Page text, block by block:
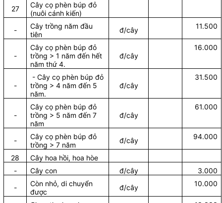
27
Cây cọ phèn búp đỏ
(nuôi cánh kiến)
-
Cây trồng năm đầu
tiên
đ/cây 11.500
-
Cây cọ phèn búp đỏ
trồng > 1 năm đến hết
năm thứ 4.
đ/cây
16.000
-
- Cây cọ phèn búp đỏ
trồng > 4 năm đến 5
năm.
đ/cây
31.500
-
Cây cọ phèn búp đỏ
trồng > 5 năm đến 7
năm
đ/cây
61.000
-
Cây cọ phèn búp đỏ
trồng > 7 năm
đ/cây 94.000
28
Cây hoa hồi, hoa hòe
-
Cây con đ/cây
3.000
-
Còn nhỏ, di chuyển
được
đ/cây 10.000